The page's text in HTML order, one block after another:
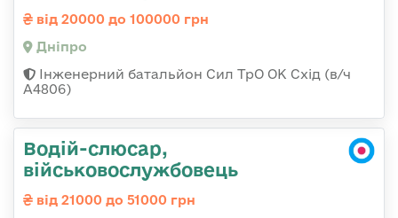
від 20000 до 100000 грн
Дніпро
Інженерний батальйон Сил ТрО ОК Схід (в/ч
А4806)
Водій-слюсар,
військовослужбовець
від 21000 до 51000 грн